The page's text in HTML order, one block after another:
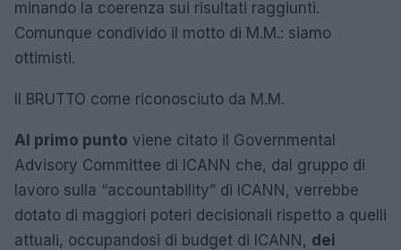
minando la coerenza sui risultati raggiunti.
Comunque condivido il motto di M.M.: siamo
ottimisti.
Il BRUTTO come riconosciuto da M.M.
Al primo punto viene citato il Governmental
Advisory Committee di ICANN che, dal gruppo di
lavoro sulla “accountability” di ICANN, verrebbe
dotato di maggiori poteri decisionali rispetto a quelli
attuali, occupandosi di budget di ICANN, dei